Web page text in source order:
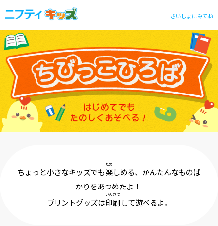
さいしょにみてね
ちょっと小さなキッズでも楽
たの
しめる、かんたんなものば
かりをあつめたよ！
プリントグッズは印刷
いんさつ
して遊べるよ。